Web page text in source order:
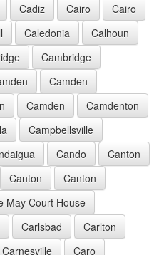
Cadiz Cairo
Cairo
Caledonia
Calhoun
Cambridge
Camden
Camden
Camdenton
Campbellsville
Cando
Canton
Canton
Canton
May Court House
Carlsbad
Carlton
Carnesville Caro